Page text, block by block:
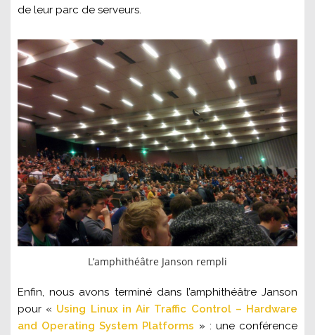
de leur parc de serveurs.
L’amphithéâtre Janson rempli
Enfin, nous avons terminé dans l’amphithéâtre Janson
pour « Using Linux in Air Traffic Control – Hardware
and Operating System Platforms » : une conférence